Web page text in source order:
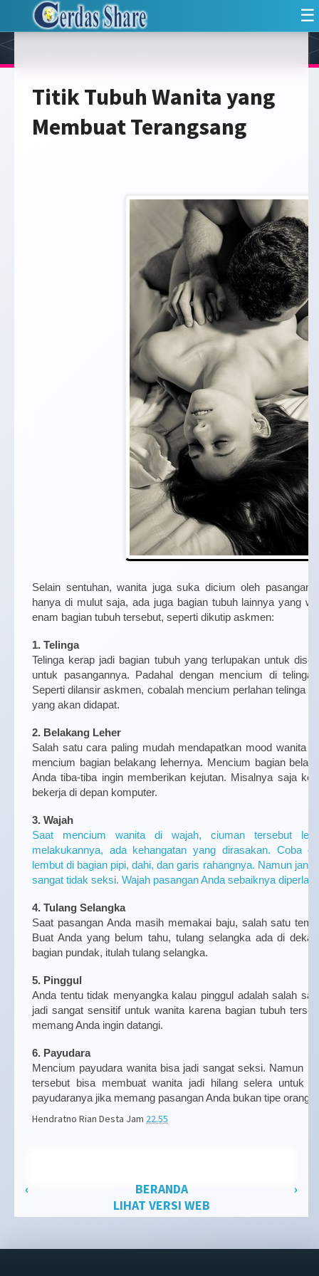
☰
Titik Tubuh Wanita yang
Membuat Terangsang
Selain sentuhan, wanita juga suka dicium oleh
hanya di mulut saja, ada juga bagian tubuh lainnya yang
enam bagian tubuh tersebut, seperti dikutip askmen:
1. Telinga
Telinga kerap jadi bagian tubuh yang terlupakan untuk
untuk pasangannya. Padahal dengan mencium di
Seperti dilansir askmen, cobalah mencium perlahan telinga
yang akan didapat.
2. Belakang Leher
Salah satu cara paling mudah mendapatkan mood wanita
mencium bagian belakang lehernya. Mencium bagian
Anda tiba-tiba ingin memberikan kejutan. Misalnya saja
bekerja di depan komputer.
3. Wajah
Saat mencium wanita di wajah, ciuman tersebut
melakukannya, ada kehangatan yang dirasakan. Coba
lembut di bagian pipi, dahi, dan garis rahangnya. Namun
sangat tidak seksi. Wajah pasangan Anda sebaiknya
4. Tulang Selangka
Saat pasangan Anda masih memakai baju, salah satu
Buat Anda yang belum tahu, tulang selangka ada di
bagian pundak, itulah tulang selangka.
5. Pinggul
Anda tentu tidak menyangka kalau pinggul adalah salah
jadi sangat sensitif untuk wanita karena bagian tubuh
memang Anda ingin datangi.
6. Payudara
Mencium payudara wanita bisa jadi sangat seksi. Namun
tersebut bisa membuat wanita jadi hilang selera untuk
payudaranya jika memang pasangan Anda bukan tipe orang
Hendratno Rian Desta Jam 22.55
‹ ›
BERANDA
LIHAT VERSI WEB